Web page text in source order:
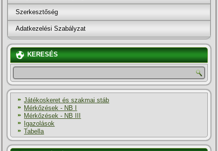
Szerkesztőség
Adatkezelési Szabályzat
KERESÉS
Játékoskeret és szakmai stáb
Mérkőzések - NB I
Mérkőzések - NB III
Igazolások
Tabella